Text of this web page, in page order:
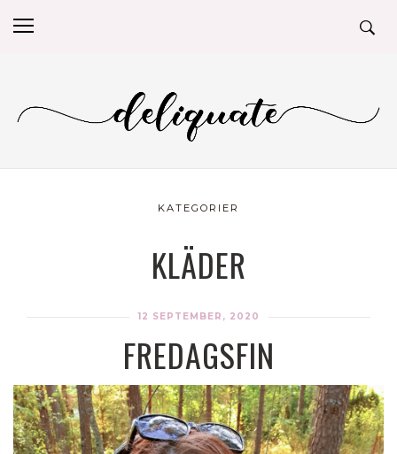
KATEGORIER
KLÄDER
12 SEPTEMBER, 2020
FREDAGSFIN